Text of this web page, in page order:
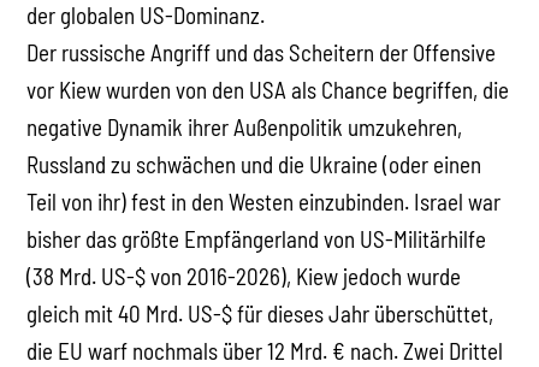
der globalen US-Dominanz.
Der russische Angriff und das Scheitern der Offensive
vor Kiew wurden von den USA als Chance begriffen, die
negative Dynamik ihrer Außenpolitik umzukehren,
Russland zu schwächen und die Ukraine (oder einen
Teil von ihr) fest in den Westen einzubinden. Israel war
bisher das größte Empfängerland von US-Militärhilfe
(38 Mrd. US-$ von 2016-2026), Kiew jedoch wurde
gleich mit 40 Mrd. US-$ für dieses Jahr überschüttet,
die EU warf nochmals über 12 Mrd. € nach. Zwei Drittel